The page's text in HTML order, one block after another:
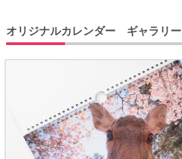
オリジナルカレンダー ギャラリー